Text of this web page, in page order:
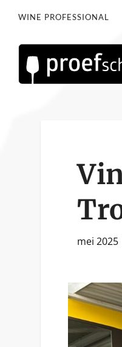
WINE PROFESSIONAL
mei 2025